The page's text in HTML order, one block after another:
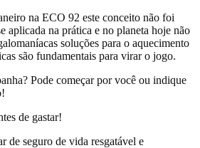
na ECO 92 este conceito não foi
aplicada na prática e no planeta hoje não
soluções para o aquecimento
são fundamentais para virar o jogo.
Pode começar por você ou indique
de gastar!
de seguro de vida resgatável e